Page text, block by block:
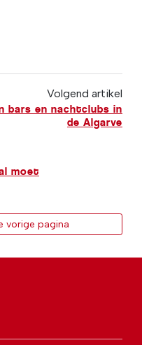
Volgend artikel
bars en nachtclubs in
de Algarve
moet
vorige pagina